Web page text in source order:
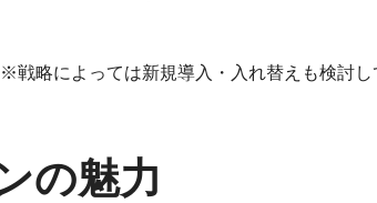
略によっては新規導入・入れ替えも検討し
の魅力